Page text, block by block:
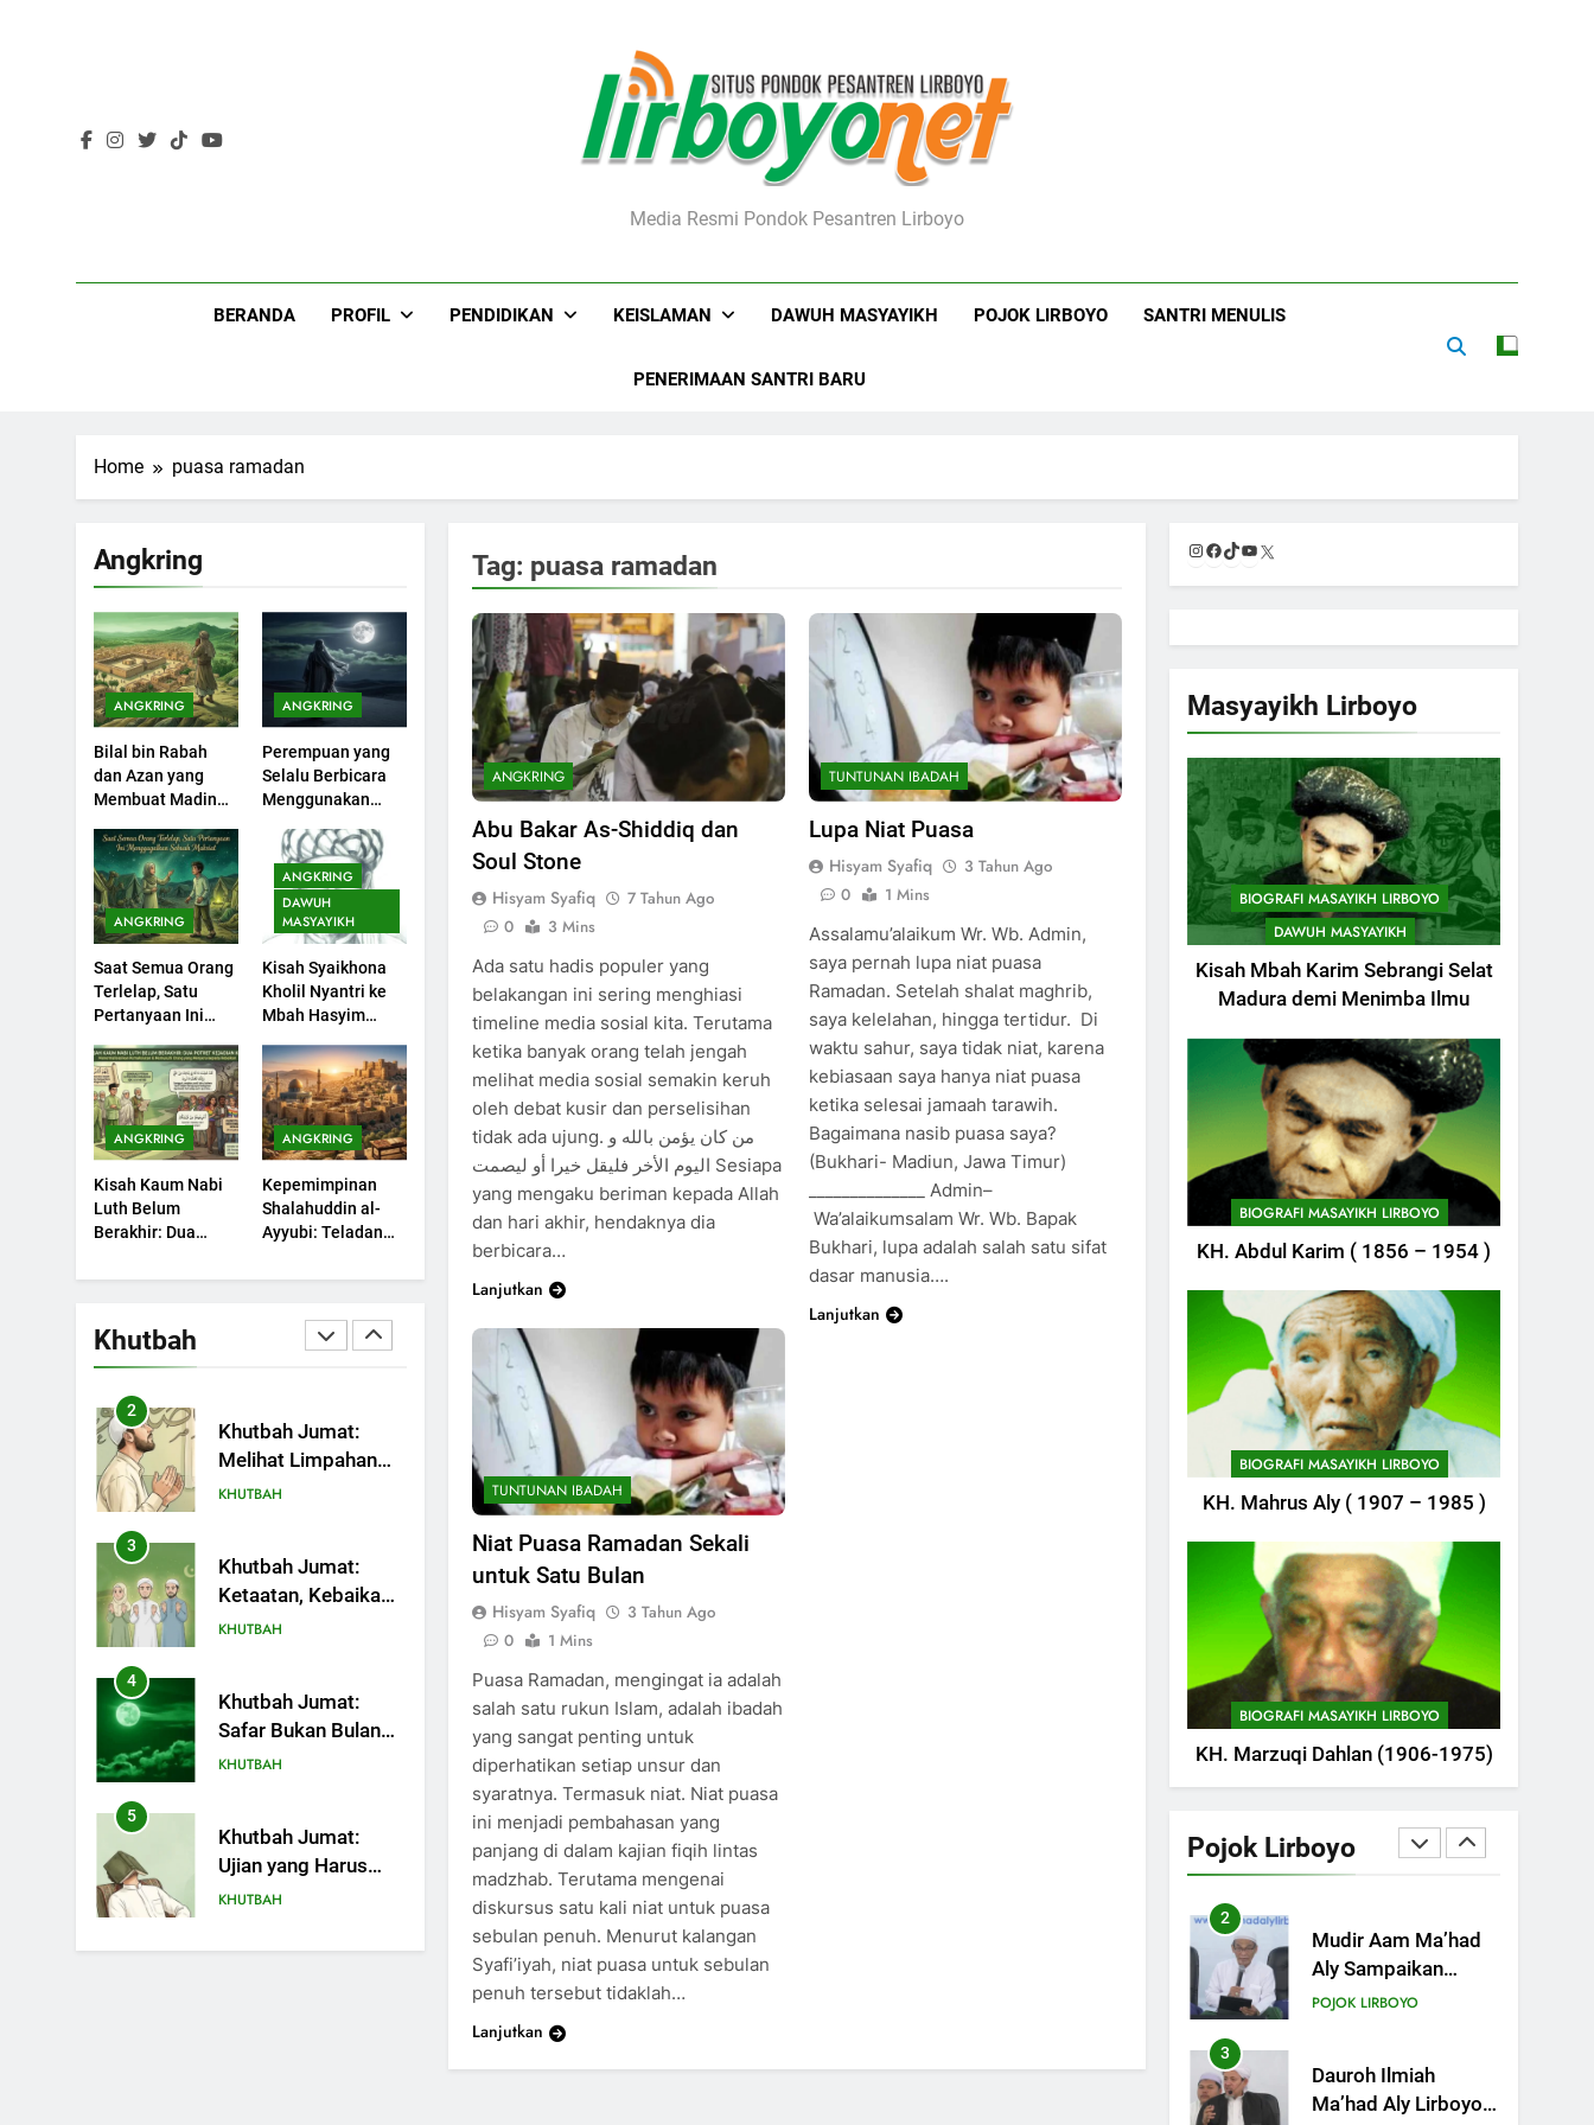
Lirboyo.netMedia Resmi Pondok Pesantren Lirboyo
BERANDA PROFIL PENDIDIKAN KEISLAMAN DAWUH MASYAYIKH POJOK LIRBOYO SANTRI MENULIS
PENERIMAAN SANTRI BARU
Home puasa ramadan
Angkring
ANGKRING
Bilal bin Rabah
dan Azan yang
Membuat Madinah
ANGKRING
Perempuan yang
Selalu Berbicara
Menggunakan
ANGKRING
Saat Semua Orang
Terlelap, Satu
Pertanyaan Ini
Sebuah Maksiat
ANGKRING
DAWUH
MASYAYIKH
Kisah Syaikhona
Kholil Nyantri ke
Mbah Hasyim
ANGKRING
Kisah Kaum Nabi
Luth Belum
Berakhir: Dua
yang Kini Kembali
ANGKRING
Kepemimpinan
Shalahuddin al-
Ayyubi: Teladan
Dipelajari oleh
Sekarang (2)
Khutbah
Khutbah Idul Fitri di
Rumah
KHUTBAH
201
Khutbah jumat:
Sejarah Seebagai
Pembangkit Jiwa
202
Khutbah Jumat :
Supaya Amal Bisa
Diterima
203
Khutbah Jumat:
Bulan Muharram
Bulan Bersejarah
KHUTBAH
1
Khutbah Jumat:
Mengapa Orang
Dengki Tak Akan
Pernah Berjaya?
KHUTBAH
2
Melihat Limpahan
Nikmat Allah
3
Khutbah Jumat:
Ketaatan, Kebaikan
dan Pengaruhnya
KHUTBAH
4
Khutbah Jumat:
Safar Bukan Bulan
Sial
KHUTBAH
5
Khutbah Jumat:
Ujian yang Harus
Kita Syukuri
KHUTBAH
6
Khutbah Jumat:
Amalan dan Doa
Orang Tua agar
Pesantren Sukses
KHUTBAH
7
Tag: puasa ramadan
ANGKRING
Abu Bakar As-Shiddiq dan
Soul Stone
Hisyam Syafiq
7 Tahun Ago
0
3 Mins
Ada satu hadis populer yang
belakangan ini sering menghiasi
timeline media sosial kita. Terutama
ketika banyak orang telah jengah
melihat media sosial semakin keruh
oleh debat kusir dan perselisihan
tidak ada ujung. من كان يؤمن بالله و
اليوم الأخر فليقل خيرا أو ليصمت Sesiapa
yang mengaku beriman kepada Allah
dan hari akhir, hendaknya dia
berbicara…
Lanjutkan
TUNTUNAN IBADAH
Lupa Niat Puasa
Hisyam Syafiq
3 Tahun Ago
0
1 Mins
Assalamu’alaikum Wr. Wb. Admin,
saya pernah lupa niat puasa
Ramadan. Setelah shalat maghrib,
saya kelelahan, hingga tertidur. Di
waktu sahur, saya tidak niat, karena
kebiasaan saya hanya niat puasa
ketika selesai jamaah tarawih.
Bagaimana nasib puasa saya?
(Bukhari- Madiun, Jawa Timur)
______________ Admin–
Wa’alaikumsalam Wr. Wb. Bapak
Bukhari, lupa adalah salah satu sifat
dasar manusia….
Lanjutkan
TUNTUNAN IBADAH
Niat Puasa Ramadan Sekali
untuk Satu Bulan
Hisyam Syafiq
3 Tahun Ago
0
1 Mins
Puasa Ramadan, mengingat ia adalah
salah satu rukun Islam, adalah ibadah
yang sangat penting untuk
diperhatikan setiap unsur dan
syaratnya. Termasuk niat. Niat puasa
ini menjadi pembahasan yang
panjang di dalam kajian fiqih lintas
madzhab. Terutama mengenai
diskursus satu kali niat untuk puasa
sebulan penuh. Menurut kalangan
Syafi’iyah, niat puasa untuk sebulan
penuh tersebut tidaklah…
Lanjutkan
Instagram
Facebook
TikTok
YouTube
Masyayikh Lirboyo
BIOGRAFI MASAYIKH LIRBOYO
DAWUH MASYAYIKH
Kisah Mbah Karim Sebrangi Selat
Madura demi Menimba Ilmu
BIOGRAFI MASAYIKH LIRBOYO
KH. Abdul Karim ( 1856 – 1954 )
BIOGRAFI MASAYIKH LIRBOYO
KH. Mahrus Aly ( 1907 – 1985 )
BIOGRAFI MASAYIKH LIRBOYO
KH. Marzuqi Dahlan (1906-1975)
Pojok Lirboyo
744
Himasal Semen
Sumbang
Pembangunan
Kantor Himasal
POJOK LIRBOYO
745
Delegasi MQK Kota
Kediri Menuju
Probolinggo
POJOK LIRBOYO
746
Akhirussanah,
Lirboyo Gelar
Pameran
POJOK LIRBOYO
Silaturahi dan
Istighosah Bersama
Kapolda Jawa Timur
POJOK LIRBOYO
1
MHM dan Ma’had
Aly Gelar Koreksian
POJOK LIRBOYO
2
Mudir Aam Ma’had
Aly Sampaikan
Pentingnya
Dauroh Ilmiah
POJOK LIRBOYO
3
Dauroh Ilmiah
Ma’had Aly Lirboyo